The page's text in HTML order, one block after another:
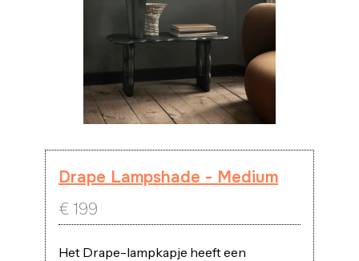
Drape Lampshade - Medium
€ 199
Het Drape-lampkapje heeft een